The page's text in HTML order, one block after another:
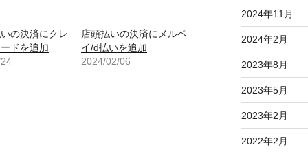
の決済にクレ
ドを追加
店頭払いの決済にメルペ
イ/d払いを追加
2024/02/06
2024年11月
2024年2月
2023年8月
2023年5月
2023年2月
2022年2月